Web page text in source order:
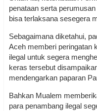
penataan serta
bisa terlaksana sesegera
Sebagaimana diketahui,
Aceh memberi peringatan
ilegal untuk segera
keras tersebut
mendengarkan paparan
Bahkan Mualem
para penambang ilegal